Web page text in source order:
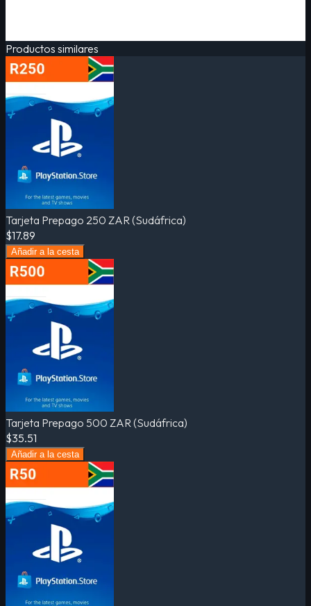
Productos similares
Tarjeta Prepago 250 ZAR (Sudáfrica)
$17.89
Añadir a la cesta
Tarjeta Prepago 500 ZAR (Sudáfrica)
$35.51
Añadir a la cesta